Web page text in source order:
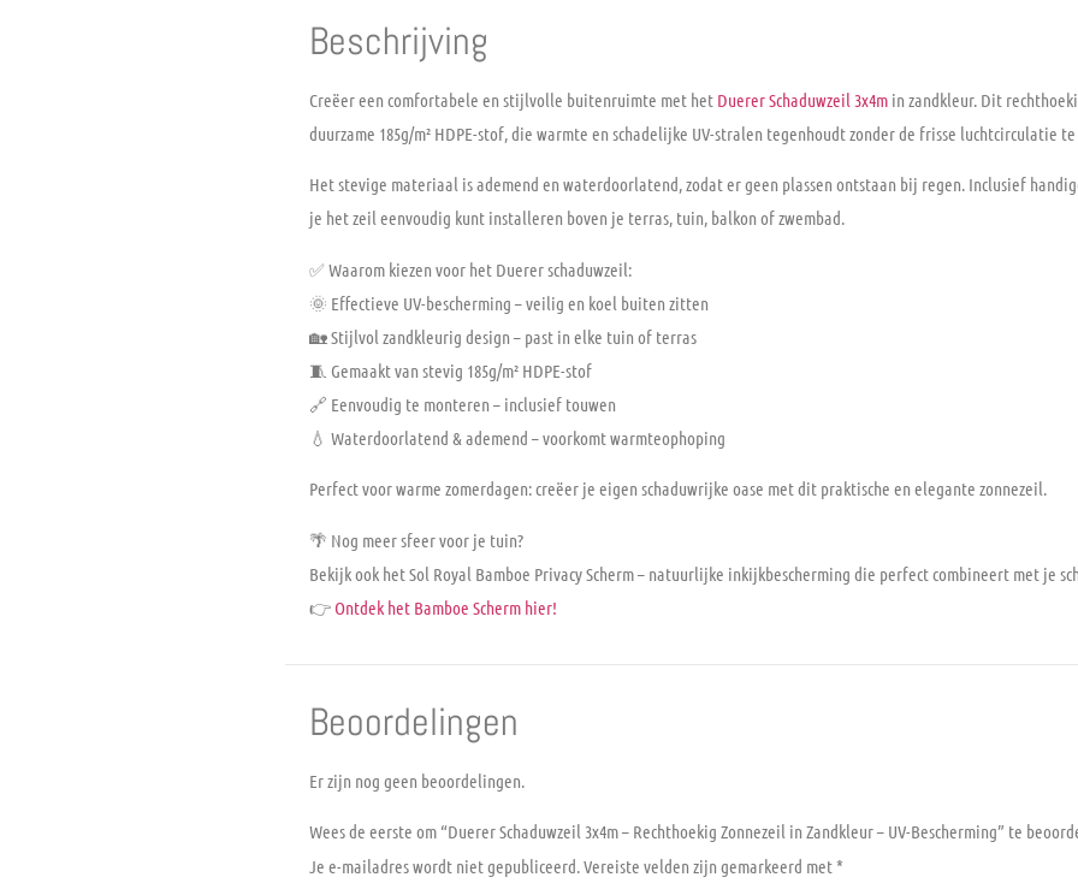
Beschrijving
Creëer een comfortabele en stijlvolle buitenruimte met het Duerer Schaduwzeil 3x4m in zandkleur. Dit
duurzame 185g/m² HDPE-stof, die warmte en schadelijke UV-stralen tegenhoudt zonder de frisse luchtcirculatie
Het stevige materiaal is ademend en waterdoorlatend, zodat er geen plassen ontstaan bij regen. Inclusief
je het zeil eenvoudig kunt installeren boven je terras, tuin, balkon of zwembad.
✅ Waarom kiezen voor het Duerer schaduwzeil:
🌞 Effectieve UV-bescherming – veilig en koel buiten zitten
🏡Stijlvol zandkleurig design – past in elke tuin of terras
🧵 Gemaakt van stevig 185g/m² HDPE-stof
🔗 Eenvoudig te monteren – inclusief touwen
💧 Waterdoorlatend & ademend – voorkomt warmteophoping
Perfect voor warme zomerdagen: creëer je eigen schaduwrijke oase met dit praktische en elegante zonnezeil.
🌴 Nog meer sfeer voor je tuin?
Bekijk ook hetSol Royal Bamboe Privacy Scherm– natuurlijke inkijkbescherming die perfect combineert met je
👉 Ontdek het Bamboe Scherm hier!
Beoordelingen
Er zijn nog geen beoordelingen.
Wees de eerste om “Duerer Schaduwzeil 3x4m – Rechthoekig Zonnezeil in Zandkleur – UV-Bescherming” te
Je e-mailadres wordt niet gepubliceerd.Vereiste velden zijn gemarkeerd met*